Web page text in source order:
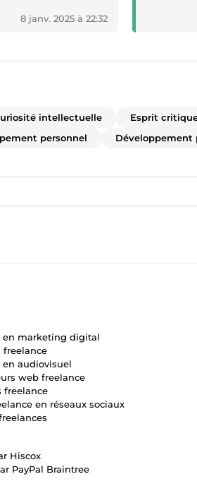
conseils et ton
8 janv. 2025 à 22:32
intellectuelle Esprit
personnel Développement
Hiscox
PayPal Braintree
en marketing digital
freelance
en audiovisuel
web freelance
freelance
en réseaux sociaux